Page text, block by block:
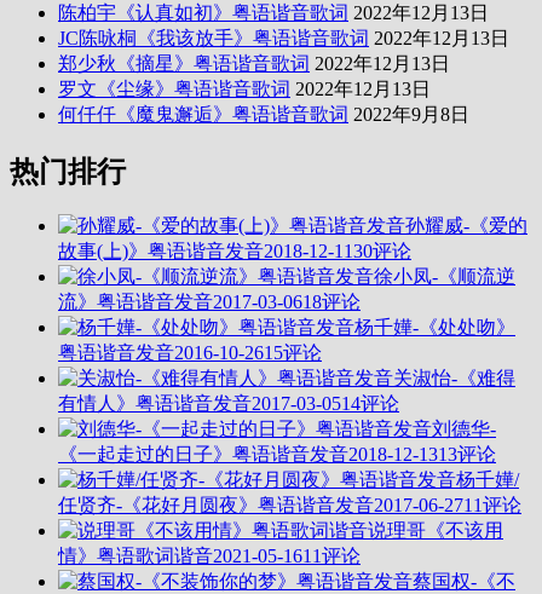
陈柏宇《认真如初》粤语谐音歌词 2022年12月13日
JC陈咏桐《我该放手》粤语谐音歌词 2022年12月13日
郑少秋《摘星》粤语谐音歌词 2022年12月13日
罗文《尘缘》粤语谐音歌词 2022年12月13日
何仟仟《魔鬼邂逅》粤语谐音歌词 2022年9月8日
热门排行
孙耀威-《爱的
故事(上)》粤语谐音发音2018-12-1130评论
徐小凤-《顺流逆
流》粤语谐音发音2017-03-0618评论
杨千嬅-《处处吻》
粤语谐音发音2016-10-2615评论
关淑怡-《难得
有情人》粤语谐音发音2017-03-0514评论
刘德华-
《一起走过的日子》粤语谐音发音2018-12-1313评论
杨千嬅/
任贤齐-《花好月圆夜》粤语谐音发音2017-06-2711评论
说理哥《不该用
情》粤语歌词谐音2021-05-1611评论
蔡国权-《不